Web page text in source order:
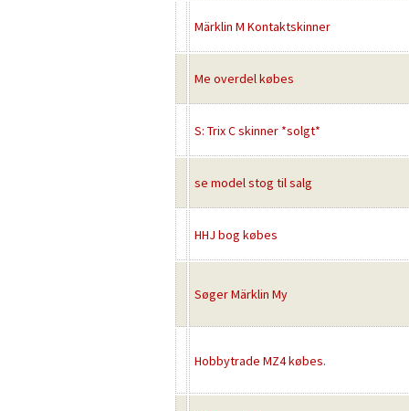
Märklin M Kontaktskinner
Me overdel købes
S: Trix C skinner *solgt*
se model stog til salg
HHJ bog købes
Søger Märklin My
Hobbytrade MZ4 købes.